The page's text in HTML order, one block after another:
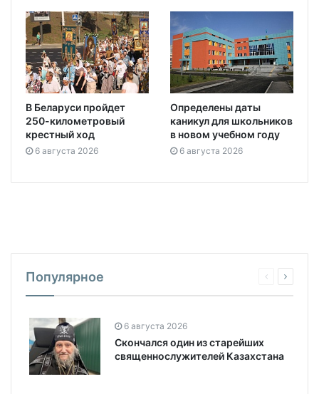
В Беларуси пройдет
250-километровый
крестный ход
6 августа 2026
Определены даты
каникул для школьников
в новом учебном году
6 августа 2026
Популярное
6 августа 2026
Скончался один из старейших
священнослужителей Казахстана